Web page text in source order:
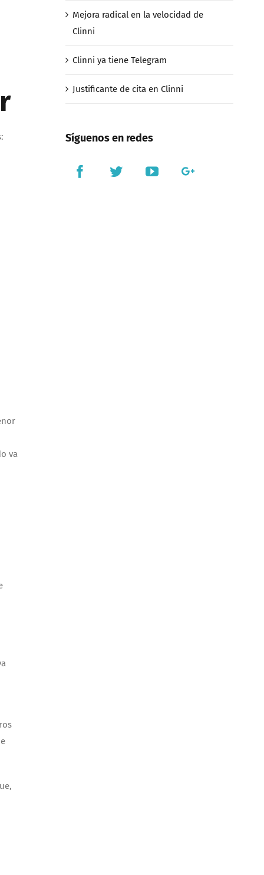
va
Mejora radical en la velocidad de
Clinni
Clinni ya tiene Telegram
Justificante de cita en Clinni
Síguenos en redes